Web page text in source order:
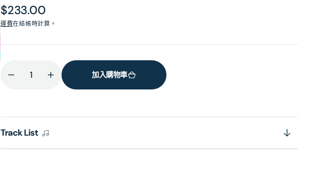
原
價
$233.00
運費在結帳時計算。
Dream
(SACD)
增
Dream
加入購物車
Track List